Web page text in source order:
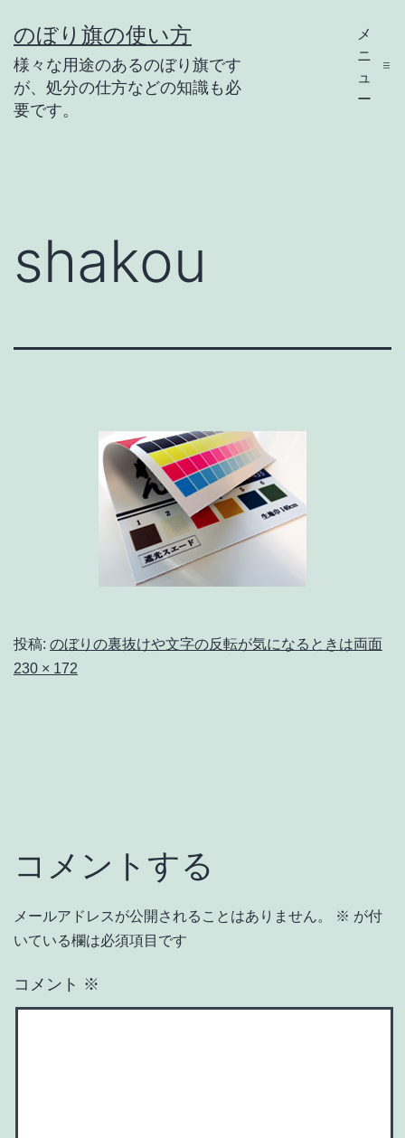
ン
テ
ン
のぼり旗の使い方
様々な用途のあるのぼり旗です
が、処分の仕方などの知識も必
要です。
メ
ニ
ュ
ー
shakou
投稿: のぼりの裏抜けや文字の反転が気になるときは両面
フ
230 × 172
コメントする
メールアドレスが公開されることはありません。 ※ が付
いている欄は必須項目です
コメント ※